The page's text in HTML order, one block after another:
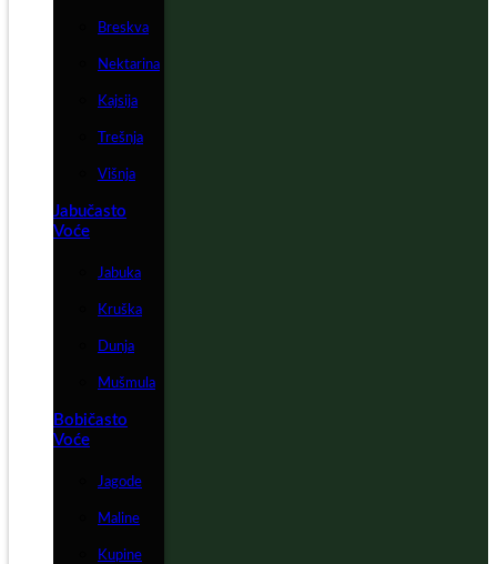
Breskva
Nektarina
Kajsija
Trešnja
Višnja
Jabučasto
Voće
Jabuka
Kruška
Dunja
Mušmula
Bobičasto
Voće
Jagode
Maline
Kupine